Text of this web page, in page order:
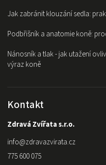
Jak zabránit klouzání sedla:
Podbřišník a anatomie koně:
Nánosník a tlak - jak utažení
výraz koně
Kontakt
Zdravá Zvířata s.r.o.
info@zdravazvirata.cz
775 600 075